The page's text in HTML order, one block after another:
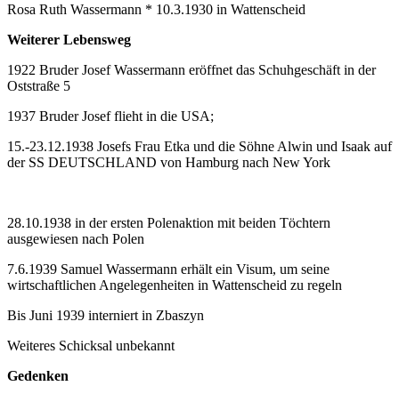
Rosa Ruth Wassermann * 10.3.1930 in Wattenscheid
Weiterer Lebensweg
1922 Bruder Josef Wassermann eröffnet das Schuhgeschäft in der
Oststraße 5
1937 Bruder Josef flieht in die USA;
15.-23.12.1938 Josefs Frau Etka und die Söhne Alwin und Isaak auf
der SS DEUTSCHLAND von Hamburg nach New York
28.10.1938 in der ersten Polenaktion mit beiden Töchtern
ausgewiesen nach Polen
7.6.1939 Samuel Wassermann erhält ein Visum, um seine
wirtschaftlichen Angelegenheiten in Wattenscheid zu regeln
Bis Juni 1939 interniert in Zbaszyn
Weiteres Schicksal unbekannt
Gedenken